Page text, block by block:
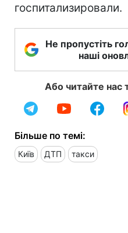
госпитализировали.
Не пропустіть
наші
Або читайте нас
Більше по темі:
Київ ДТП такси